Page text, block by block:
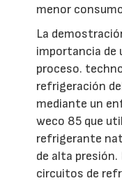
menor
La
importancia de
proceso.
refrigeración
mediante un
weco 85 que
refrigerante
de alta
circuitos de